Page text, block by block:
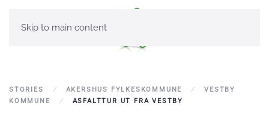
Skip to main content
STORIES AKERSHUS FYLKESKOMMUNE
VESTBY
KOMMUNE
ASFALTTUR UT FRA VESTBY